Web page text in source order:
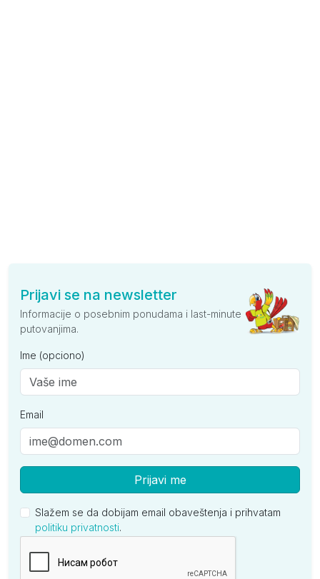
Prijavi se na newsletter
Informacije o posebnim ponudama i last-minute
putovanjima.
Ime (opciono)
Email
Prijavi me
Slažem se da dobijam email obaveštenja i prihvatam
politiku privatnosti.